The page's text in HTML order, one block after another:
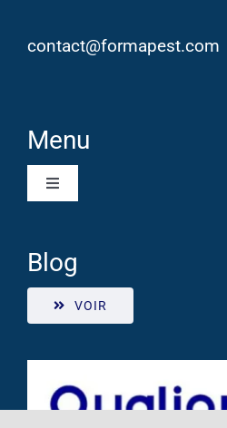
contact@formapest.com
Menu
Toggle
Nos formations
Renouvellement
Blog
VOIR